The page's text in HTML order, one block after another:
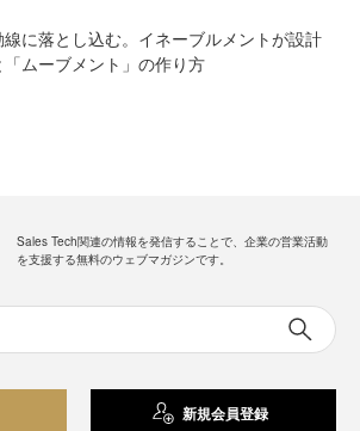
に落とし込む。イネーブルメントが設計
ムーブメント」の作り方
Sales Tech関連の情報を発信することで、企業の営業活動
を支援する無料のウェブマガジンです。
新規会員登録